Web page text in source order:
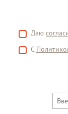
Даю
С